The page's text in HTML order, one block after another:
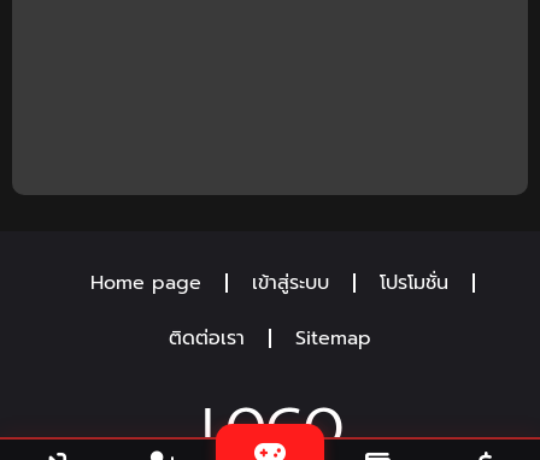
Home page เข้าสู่ระบบ
โปรโมชั่น
ติดต่อเรา
Sitemap